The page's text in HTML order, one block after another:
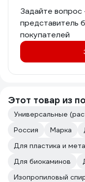
Задайте вопрос
представитель
покупателей
Этот товар из
Универсальные
Россия
Марка
Для пластика и
Для биокаминов
Изопропиловый